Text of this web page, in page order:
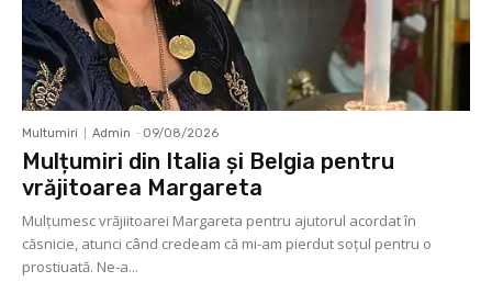
Multumiri Admin - 09/08/2026
Mulțumiri din Italia și Belgia pentru
vrăjitoarea Margareta
Mulţumesc vrăjiitoarei Margareta pentru ajutorul acordat în
căsnicie, atunci când credeam că mi-am pierdut soţul pentru o
prostiuată. Ne-a...